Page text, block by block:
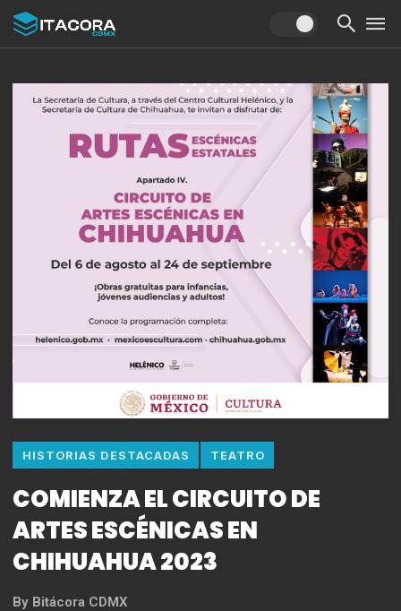
HISTORIAS DESTACADAS TEATRO
COMIENZA EL CIRCUITO DE
ARTES ESCÉNICAS EN
CHIHUAHUA 2023
By Bitácora CDMX